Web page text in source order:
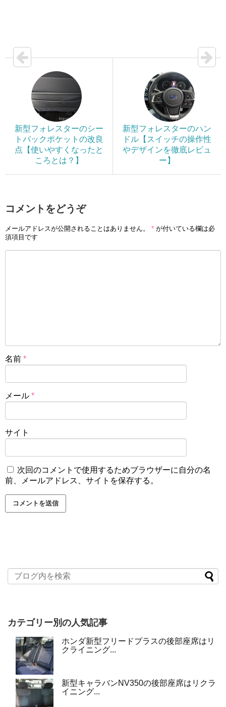
新型フォレスターのシー
トバックポケットの改良
点【使いやすくなったと
ころとは？】
新型フォレスターのハン
ドル【スイッチの操作性
やデザインを徹底レビュ
ー】
コメントをどうぞ
メールアドレスが公開されることはありません。 * が付いている欄は必
須項目です
名前 *
メール *
サイト
次回のコメントで使用するためブラウザーに自分の名
前、メールアドレス、サイトを保存する。
カテゴリー別の人気記事
ホンダ新型フリードプラスの後部座席はリ
クライニング...
新型キャラバンNV350の後部座席はリクラ
イニング...